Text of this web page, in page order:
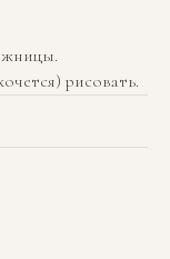
рисовать.